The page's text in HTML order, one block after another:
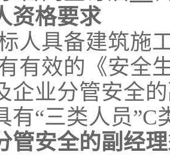
资格要求
人具备建筑施
有效的《安全
企业分管安全
有“三类人员”C
管安全的副经